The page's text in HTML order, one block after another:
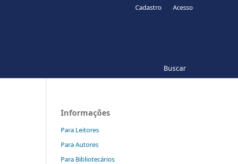
Buscar
Cadastro Acesso
Informações
Para Leitores
Para Autores
Para Bibliotecários